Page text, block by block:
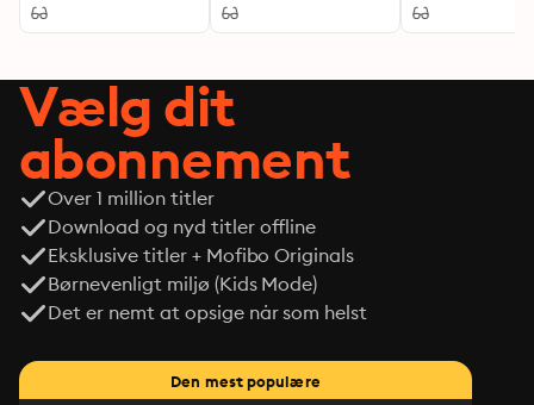
fra vores fantastiske
Vælg dit
abonnement
Over 1 million titler
Download og nyd titler offline
Eksklusive titler + Mofibo Originals
Børnevenligt miljø (Kids Mode)
Det er nemt at opsige når som helst
Den mest populære